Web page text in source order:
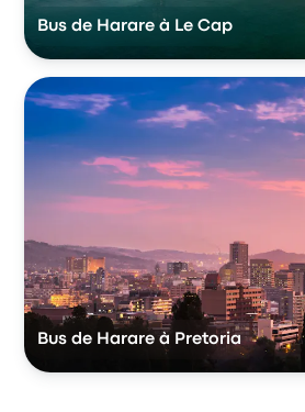
Bus de Harare à Le Cap
Bus de Harare à Pretoria